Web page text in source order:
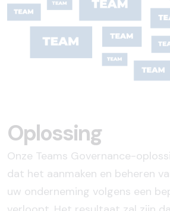
Oplossing
Onze Teams Governance-
dat het aanmaken en beheren
uw onderneming volgens een